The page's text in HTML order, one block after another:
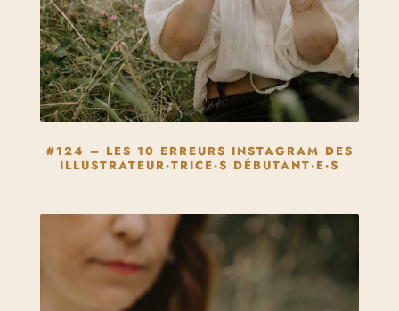
#124 – LES 10 ERREURS INSTAGRAM DES
ILLUSTRATEUR·TRICE·S DÉBUTANT·E·S